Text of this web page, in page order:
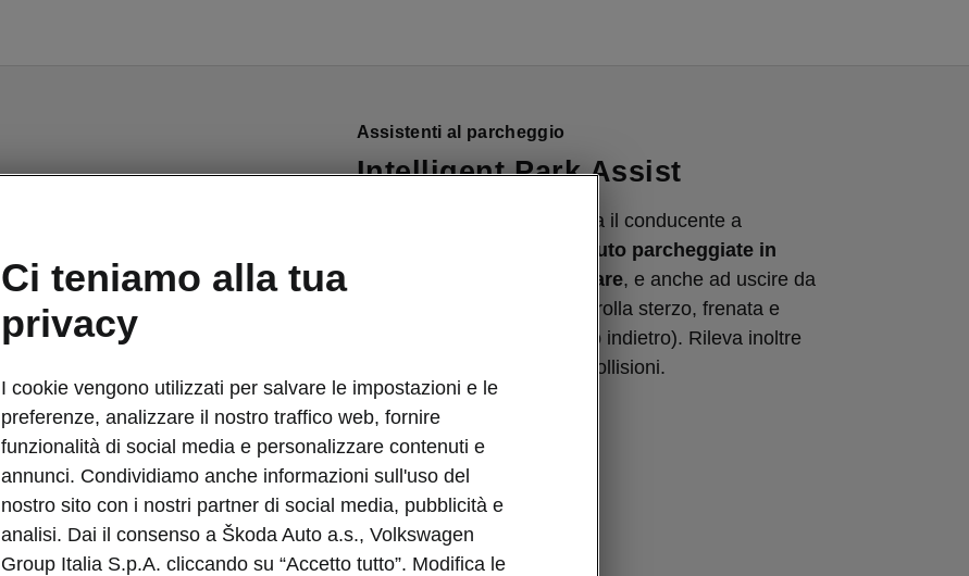
Assistenti al parcheggio
Intelligent Park Assist
L'Intelligent Park Assist aiuta il conducente a
auto parcheggiate in
parallelo o in perpendicolare, e anche ad uscire da
questi spazi. Il sistema controlla sterzo, frenata e
direzione di marcia (avanti o indietro). Rileva inoltre
oggetti e pedoni, evitando collisioni.
Ci teniamo alla tua
privacy
I cookie vengono utilizzati per salvare le impostazioni e le
preferenze, analizzare il nostro traffico web, fornire
funzionalità di social media e personalizzare contenuti e
annunci. Condividiamo anche informazioni sull'uso del
nostro sito con i nostri partner di social media, pubblicità e
analisi. Dai il consenso a Škoda Auto a.s., Volkswagen
Group Italia S.p.A. cliccando su “Accetto tutto”. Modifica le